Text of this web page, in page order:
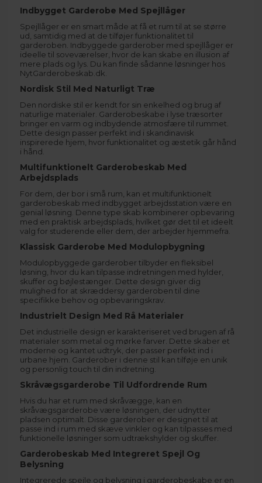
Indbygget Garderobe Med Spejllåger
Spejllåger er en smart måde at få et rum til at se større
ud, samtidig med at de tilføjer funktionalitet til
garderoben. Indbyggede garderober med spejllåger er
ideelle til soveværelser, hvor de kan skabe en illusion af
mere plads og lys. Du kan finde sådanne løsninger hos
NytGarderobeskab.dk
Nordisk Stil Med Naturligt Træ
Den nordiske stil er kendt for sin enkelhed og brug af
naturlige materialer. Garderobeskabe i lyse træsorter
bringer en varm og indbydende atmosfære til rummet.
Dette design passer perfekt ind i skandinavisk
inspirerede hjem, hvor funktionalitet og æstetik går hånd
i hånd.
Multifunktionelt Garderobeskab Med
Arbejdsplads
For dem, der bor i små rum, kan et multifunktionelt
garderobeskab med indbygget arbejdsstation være en
genial løsning. Denne type skab kombinerer opbevaring
med en praktisk arbejdsplads, hvilket gør det til et ideelt
valg for studerende eller dem, der arbejder hjemmefra.
Klassisk Garderobe Med Modulopbygning
Modulopbyggede garderober tilbyder en fleksibel
løsning, hvor du kan tilpasse indretningen med hylder,
skuffer og bøjlestænger. Dette design giver dig
mulighed for at skræddersy garderoben til dine
specifikke behov og opbevaringskrav.
Industrielt Design Med Rå Materialer
Det industrielle design er karakteriseret ved brugen af rå
materialer som metal og mørke farver. Dette skaber et
moderne og kantet udtryk, der passer perfekt ind i
urbane hjem. Garderober i denne stil kan tilføje en unik
og personlig touch til din indretning.
Skråvægsgarderobe Til Udfordrende Rum
Hvis du har et rum med skråvægge, kan en
skråvægsgarderobe være løsningen, der udnytter
pladsen optimalt. Disse garderober er designet til at
passe ind i rum med skæve vinkler og kan tilpasses med
funktionelle løsninger som udtrækshylder og skuffer.
Garderobeskab Med Integreret Spejl Og
Belysning
Integrerede spejle og belysning i garderobeskabe er en